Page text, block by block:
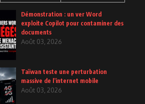
Démonstration : un ver Word
exploite Copilot pour contaminer des
documents
Août 03, 2026
Taïwan teste une perturbation
massive de l’internet mobile
Août 03, 2026